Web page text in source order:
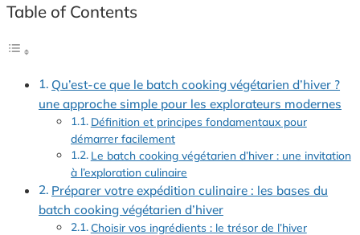
Table of Contents
Qu’est-ce que le batch cooking végétarien d’hiver ?
une approche simple pour les explorateurs modernes
Définition et principes fondamentaux pour
démarrer facilement
Le batch cooking végétarien d’hiver : une invitation
à l’exploration culinaire
Préparer votre expédition culinaire : les bases du
batch cooking végétarien d’hiver
Choisir vos ingrédients : le trésor de l’hiver